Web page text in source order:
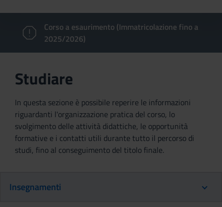
Corso a esaurimento (Immatricolazione fino a
2025/2026)
Studiare
In questa sezione è possibile reperire le informazioni
riguardanti l'organizzazione pratica del corso, lo
svolgimento delle attività didattiche, le opportunità
formative e i contatti utili durante tutto il percorso di
studi, fino al conseguimento del titolo finale.
Insegnamenti